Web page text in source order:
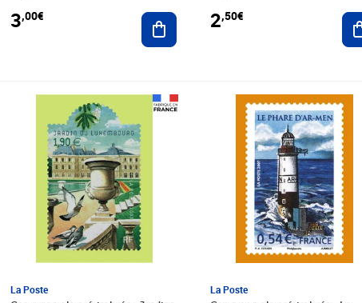
3,00€ Ajouter au panier
2,50€
La Poste La Poste
Prix 3,00€